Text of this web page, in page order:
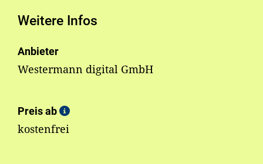
Weitere Infos
Anbieter
Westermann digital GmbH
Preis ab
kostenfrei